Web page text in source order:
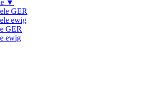
▼
GER
ewig
GER
ewig